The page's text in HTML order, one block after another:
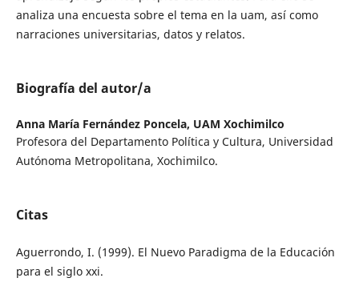
analiza una encuesta sobre el tema en la uam, así como
narraciones universitarias, datos y relatos.
Biografía del autor/a
Anna María Fernández Poncela, UAM Xochimilco
Profesora del Departamento Política y Cultura, Universidad
Autónoma Metropolitana, Xochimilco.
Citas
Aguerrondo, I. (1999). El Nuevo Paradigma de la Educación
para el siglo xxi.